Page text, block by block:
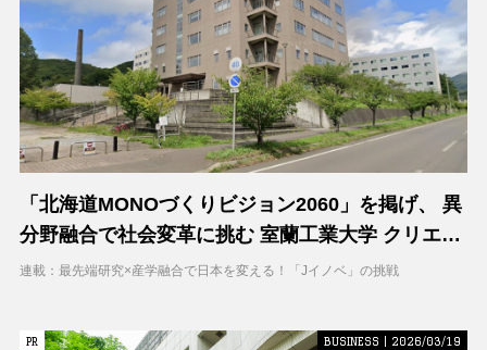
「北海道MONOづくりビジョン2060」を掲げ、 異
分野融合で社会変革に挑む 室蘭工業大学 クリエイ
ティブコラボレーションセンター（CCC）
連載：最先端研究×産学融合で日本を変える！「Jイノベ」の挑戦
PR
PR BUSINESS | 2026/03/19